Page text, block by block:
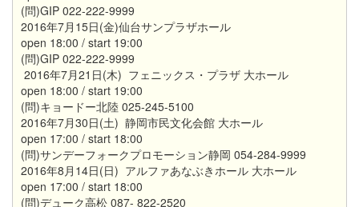
(問)GIP 022-222-9999
2016年7月15日(金)仙台サンプラザホール
open 18:00 / start 19:00
(問)GIP 022-222-9999
2016年7月21日(木) フェニックス・プラザ 大ホール
open 18:00 / start 19:00
(問)キョードー北陸 025-245-5100
2016年7月30日(土) 静岡市民文化会館 大ホール
open 17:00 / start 18:00
(問)サンデーフォークプロモーション静岡 054-284-9999
2016年8月14日(日) アルファあなぶきホール 大ホール
open 17:00 / start 18:00
(問)デューク高松 087- 822-2520